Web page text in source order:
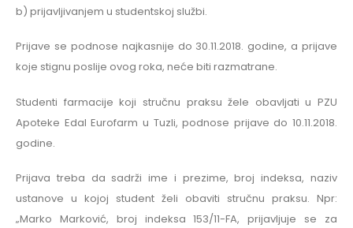
b) prijavljivanjem u studentskoj službi.
Prijave se podnose najkasnije do 30.11.2018. godine, a prijave
koje stignu poslije ovog roka, neće biti razmatrane.
Studenti farmacije koji stručnu praksu žele obavljati u PZU
Apoteke Edal Eurofarm u Tuzli, podnose prijave do 10.11.2018.
godine.
Prijava treba da sadrži ime i prezime, broj indeksa, naziv
ustanove u kojoj student želi obaviti stručnu praksu. Npr:
„Marko Marković, broj indeksa 153/11-FA, prijavljuje se za